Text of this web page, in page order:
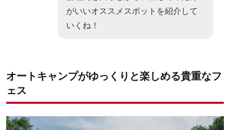
がいいオススメスポットを紹介して
いくね！
オートキャンプがゆっくりと楽しめる貴重なフ
ェス